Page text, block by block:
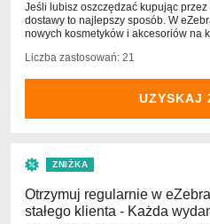
Jeśli lubisz oszczędzać kupując
dostawy to najlepszy sposób. W
nowych kosmetyków i akcesoriów na
Liczba zastosowań: 21
UZYSKAJ
ZNIŻKA
Otrzymuj regularnie w
stałego klienta - Każda